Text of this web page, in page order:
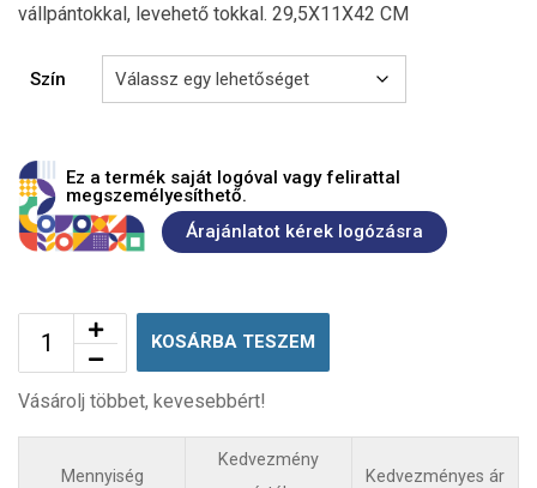
vállpántokkal, levehető tokkal. 29,5X11X42 CM
Szín
Ez a termék saját logóval vagy felirattal
megszemélyesíthető.
Árajánlatot kérek logózásra
KOSÁRBA TESZEM
Vásárolj többet, kevesebbért!
Mennyiség
Kedvezmény
Kedvezményes ár